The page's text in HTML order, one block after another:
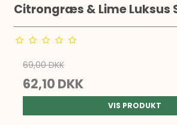
Citrongræs & Lime Luksus
69,00 DKK
62,10 DKK
VIS PRODUKT